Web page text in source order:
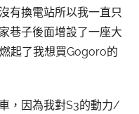
有換電站所以我一直只
巷子後面增設了一座大
起了我想買Gogoro的
，因為我對S3的動力/